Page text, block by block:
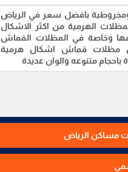
بافضل سعر في الرياض
الهرمية من اكثر الاشكال
وخاصة في المظلات القماش
مظلات قماش اشكال هرمية
متنوعه والوان عديدة
مساكن الرياض